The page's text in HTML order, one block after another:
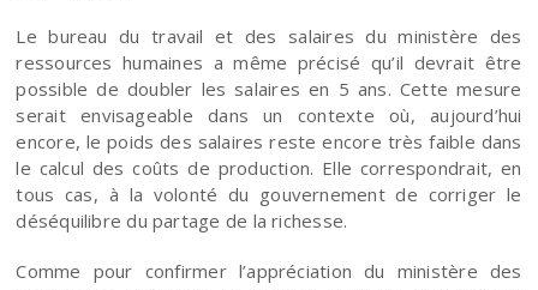
Le bureau du travail et des salaires du ministère des
ressources humaines a même précisé qu’il devrait être
possible de doubler les salaires en 5 ans. Cette mesure
serait envisageable dans un contexte où, aujourd’hui
encore, le poids des salaires reste encore très faible dans
le calcul des coûts de production. Elle correspondrait, en
tous cas, à la volonté du gouvernement de corriger le
déséquilibre du partage de la richesse.
Comme pour confirmer l’appréciation du ministère des